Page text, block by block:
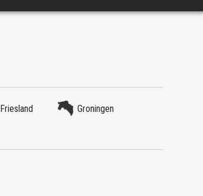
Friesland
Groningen